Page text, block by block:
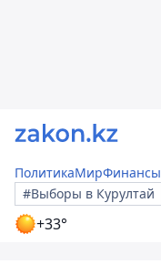
ПолитикаМирФинансы
#Выборы в Курултай
+33°